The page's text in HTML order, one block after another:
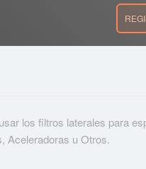
los filtros laterales para
Aceleradoras u Otros.